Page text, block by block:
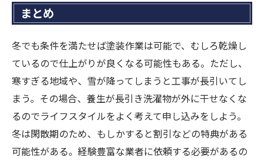
まとめ
冬でも条件を満たせば塗装作業は可能で、むしろ乾燥し
ているので仕上がりが良くなる可能性もある。ただし、
寒すぎる地域や、雪が降ってしまうと工事が長引いてし
まう。その場合、養生が長引き洗濯物が外に干せなくな
るのでライフスタイルをよく考えて申し込みをしよう。
冬は閑散期のため、もしかすると割引などの特典がある
可能性がある。経験豊富な業者に依頼する必要があるの